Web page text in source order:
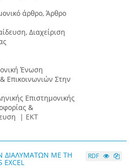
άρθρο, Άρθρο
Διαχείριση
Ένωση
Επικοινωνιών Στην
Επιστημονικής
&
| ΕΚΤ
ΔΙΑΛΥΜΑΤΩΝ ΜΕ ΤΗ RDF